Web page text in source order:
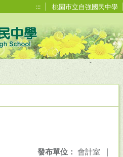
::: 桃園市立自強國民中學
發布單位： 會計室 |